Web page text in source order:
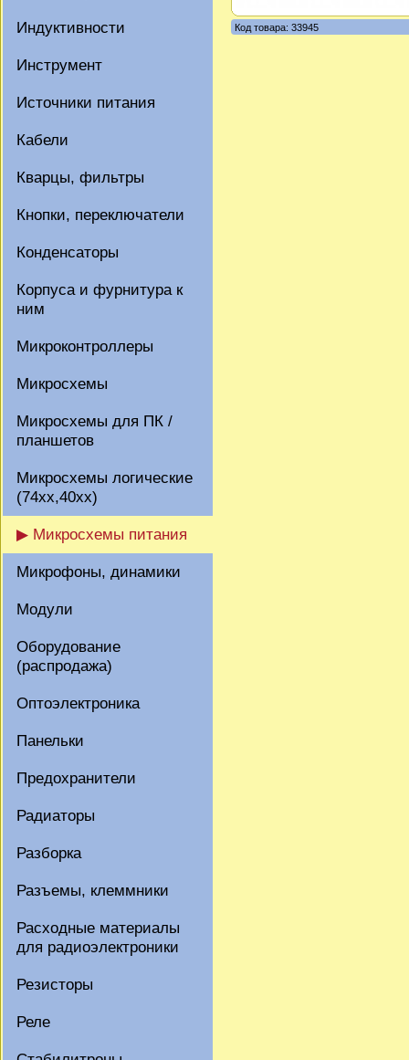
Индуктивности
Инструмент
Источники питания
Кабели
Кварцы, фильтры
Кнопки, переключатели
Конденсаторы
Корпуса и фурнитура к
ним
Микроконтроллеры
Микросхемы
Микросхемы для ПК /
планшетов
Микросхемы логические
(74xx,40xx)
▶ Микросхемы питания
Микрофоны, динамики
Модули
Оборудование
(распродажа)
Оптоэлектроника
Панельки
Предохранители
Радиаторы
Разборка
Разъемы, клеммники
Расходные материалы
для радиоэлектроники
Резисторы
Реле
Код товара: 33945